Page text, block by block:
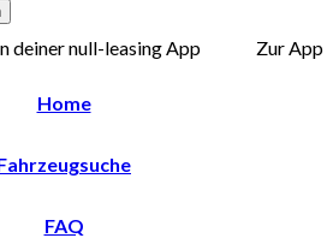
deiner null-leasing App Zur App
Home
FAQ